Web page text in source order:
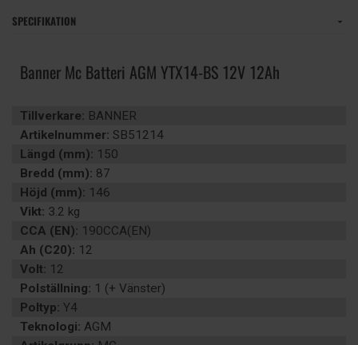
SPECIFIKATION
Banner Mc Batteri AGM YTX14-BS 12V 12Ah
Tillverkare: BANNER
Artikelnummer: SB51214
Längd (mm): 150
Bredd (mm): 87
Höjd (mm): 146
Vikt: 3.2 kg
CCA (EN): 190CCA(EN)
Ah (C20): 12
Volt: 12
Polställning: 1 (+ Vänster)
Poltyp: Y4
Teknologi: AGM